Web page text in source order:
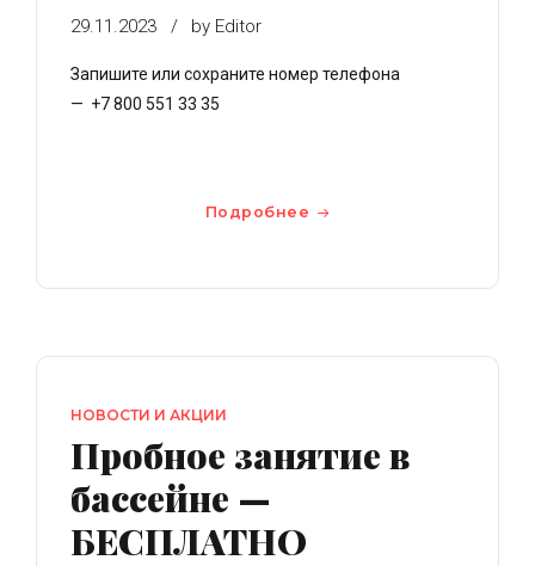
29.11.2023 by Editor
Запишите или сохраните номер телефона
— +7 800 551 33 35
Подробнее
НОВОСТИ И АКЦИИ
Пробное занятие в
бассейне —
БЕСПЛАТНО